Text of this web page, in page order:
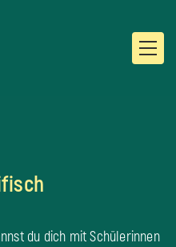
du dich mit Schülerinnen